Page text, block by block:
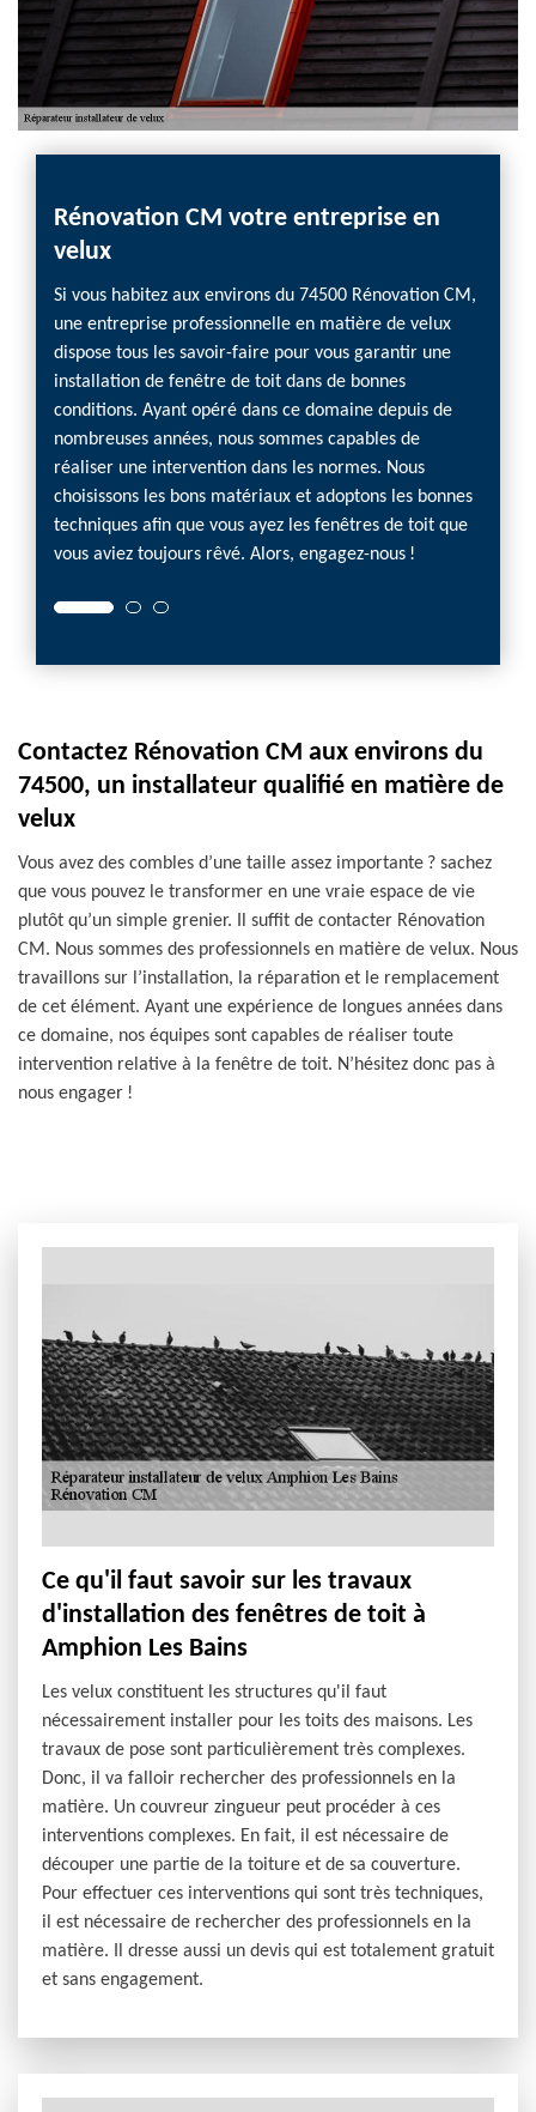
Rénovation CM votre entreprise en
velux
Si vous habitez aux environs du 74500 Rénovation CM,
une entreprise professionnelle en matière de velux
dispose tous les savoir-faire pour vous garantir une
installation de fenêtre de toit dans de bonnes
conditions. Ayant opéré dans ce domaine depuis de
nombreuses années, nous sommes capables de
réaliser une intervention dans les normes. Nous
choisissons les bons matériaux et adoptons les bonnes
techniques afin que vous ayez les fenêtres de toit que
vous aviez toujours rêvé. Alors, engagez-nous !
Contactez Rénovation CM aux environs du
74500, un installateur qualifié en matière de
velux
Vous avez des combles d’une taille assez importante ? sachez
que vous pouvez le transformer en une vraie espace de vie
plutôt qu’un simple grenier. Il suffit de contacter Rénovation
CM. Nous sommes des professionnels en matière de velux. Nous
travaillons sur l’installation, la réparation et le remplacement
de cet élément. Ayant une expérience de longues années dans
ce domaine, nos équipes sont capables de réaliser toute
intervention relative à la fenêtre de toit. N’hésitez donc pas à
nous engager !
Ce qu'il faut savoir sur les travaux
d'installation des fenêtres de toit à
Amphion Les Bains
Les velux constituent les structures qu'il faut
nécessairement installer pour les toits des maisons. Les
travaux de pose sont particulièrement très complexes.
Donc, il va falloir rechercher des professionnels en la
matière. Un couvreur zingueur peut procéder à ces
interventions complexes. En fait, il est nécessaire de
découper une partie de la toiture et de sa couverture.
Pour effectuer ces interventions qui sont très techniques,
il est nécessaire de rechercher des professionnels en la
matière. Il dresse aussi un devis qui est totalement gratuit
et sans engagement.